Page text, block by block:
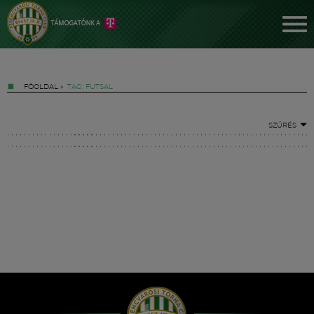
FŐOLDAL » TAG: FUTSAL
SZŰRÉS
Hírek